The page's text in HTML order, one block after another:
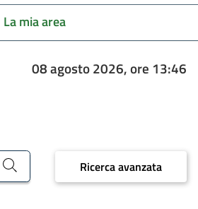
La mia area
08 agosto 2026, ore 13:46
Ricerca avanzata